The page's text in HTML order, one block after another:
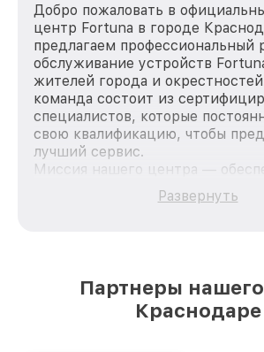
Добро пожаловать в
центр Fortuna в городе
предлагаем профессиональный
обслуживание устройств
жителей города и
команда состоит из
специалистов, которые
свою квалификацию, чтобы
лучший сервис.
Миссия нашего центра —
качественный и доступный
каждого пользователя
лучшим сервисным центром
Краснодаре, постоянно повышая
Развернуть
Партнеры
Краснодаре